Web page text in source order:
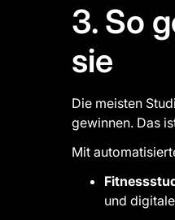
3. So
sie
Die meisten
gewinnen. Das
Mit
und